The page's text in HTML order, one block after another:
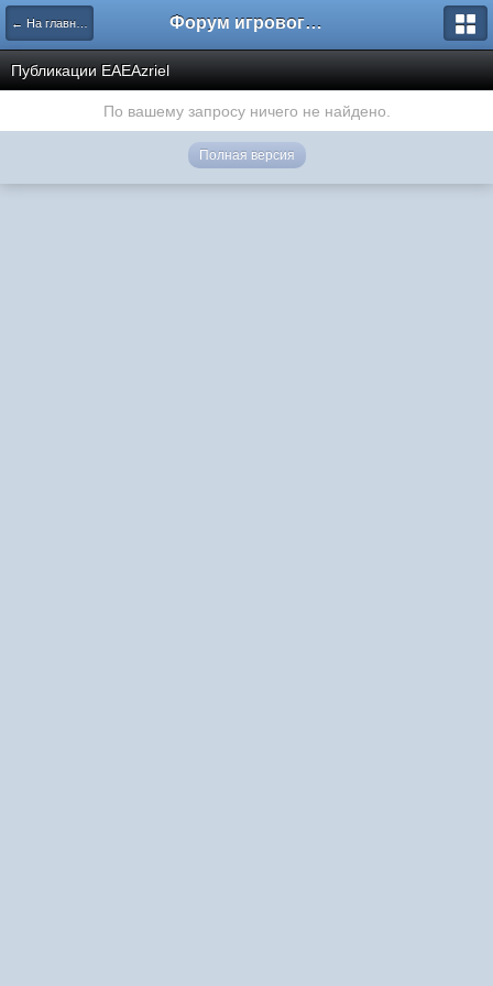
← На главную Форум игрового проекта Riverrise
Публикации EAEAzriel
По вашему запросу ничего не найдено.
Полная версия